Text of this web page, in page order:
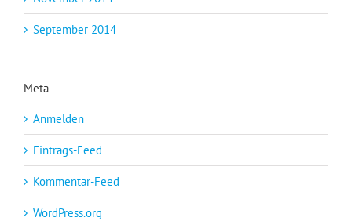
September 2014
Meta
Anmelden
Eintrags-Feed
Kommentar-Feed
WordPress.org